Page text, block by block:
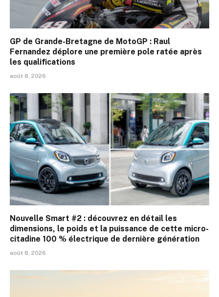
GP de Grande-Bretagne de MotoGP : Raul
Fernandez déplore une première pole ratée après
les qualifications
août 8, 2026
Nouvelle Smart #2 : découvrez en détail les
dimensions, le poids et la puissance de cette micro-
citadine 100 % électrique de dernière génération
août 8, 2026